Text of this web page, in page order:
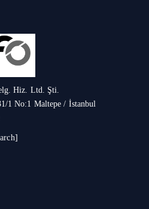
Hiz. Ltd. Şti.
1 No:1 Maltepe / İstanbul